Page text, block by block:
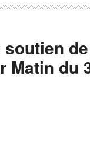
soutien
Matin du